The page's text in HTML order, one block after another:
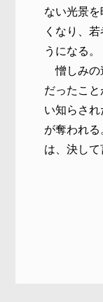
ない光景
くなり、
うになる。
憎しみの
だったこ
い知らさ
が奪われ
は、決して